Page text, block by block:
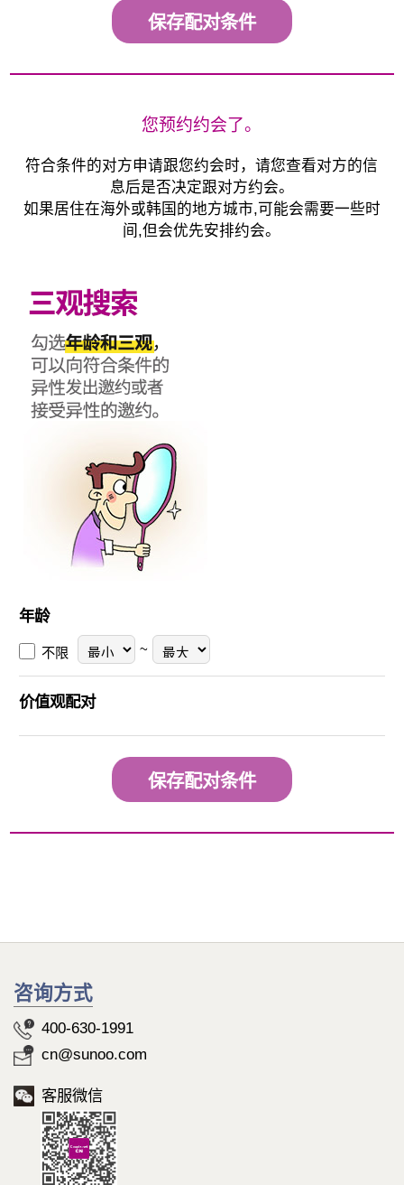
保存配对条件
您预约约会了。
符合条件的对方申请跟您约会时，请您查看对方的信
息后是否决定跟对方约会。
如果居住在海外或韩国的地方城市,可能会需要一些时
间,但会优先安排约会。
年龄
不限 ~
价值观配对
保存配对条件
咨询方式
400-630-1991
cn@sunoo.com
客服微信